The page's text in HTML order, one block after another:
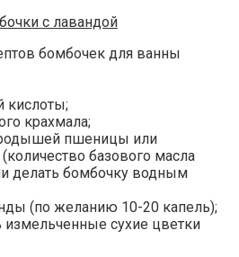
с лавандой
кислоты;
крахмала;
пшеницы или
базового масла
делать бомбочку водным
(по желанию 10-20 капель);
сухие цветки